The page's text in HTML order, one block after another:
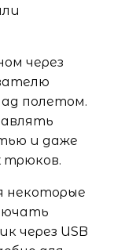
через
полетом.
и даже
трюков.
некоторые
через USB